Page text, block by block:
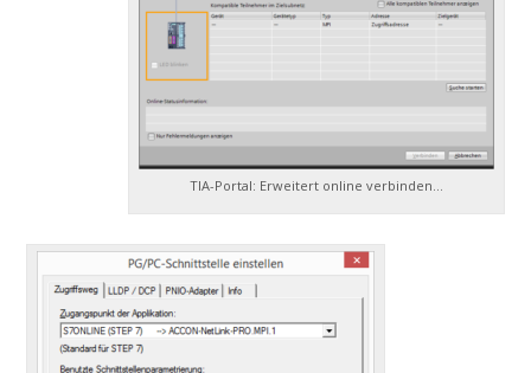
TIA-Portal: Erweitert online verbinden…